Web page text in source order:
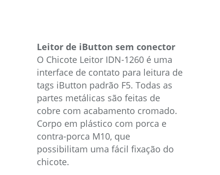
Leitor de iButton sem conector
O Chicote Leitor IDN-1260 é uma
interface de contato para leitura de
tags iButton padrão F5. Todas as
partes metálicas são feitas de
cobre com acabamento cromado.
Corpo em plástico com porca e
contra-porca M10, que
possibilitam uma fácil fixação do
chicote.